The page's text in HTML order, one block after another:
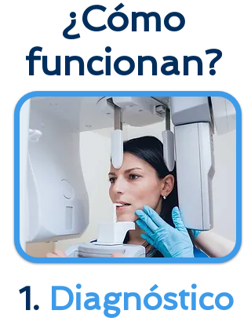
¿Cómo
funcionan?
1. Diagnóstico